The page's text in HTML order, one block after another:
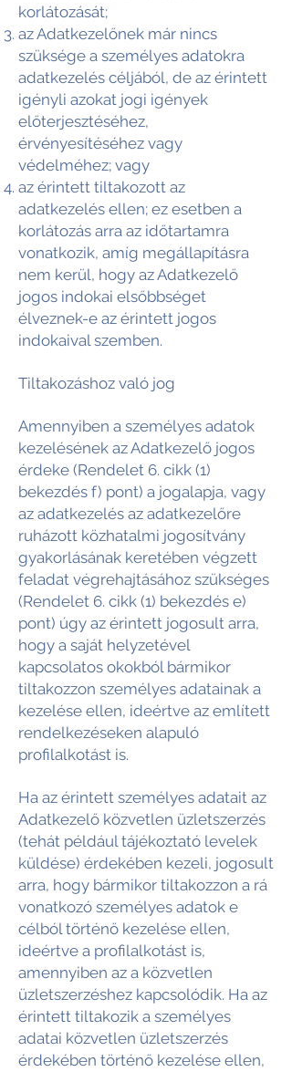
korlátozását;
az Adatkezelőnek már nincs
szüksége a személyes adatokra
adatkezelés céljából, de az érintett
igényli azokat jogi igények
előterjesztéséhez,
érvényesítéséhez vagy
védelméhez; vagy
az érintett tiltakozott az
adatkezelés ellen; ez esetben a
korlátozás arra az időtartamra
vonatkozik, amíg megállapításra
nem kerül, hogy az Adatkezelő
jogos indokai elsőbbséget
élveznek-e az érintett jogos
indokaival szemben.
Tiltakozáshoz való jog
Amennyiben a személyes adatok
kezelésének az Adatkezelő jogos
érdeke (Rendelet 6. cikk (1)
bekezdés f) pont) a jogalapja, vagy
az adatkezelés az adatkezelőre
ruházott közhatalmi jogosítvány
gyakorlásának keretében végzett
feladat végrehajtásához szükséges
(Rendelet 6. cikk (1) bekezdés e)
pont) úgy az érintett jogosult arra,
hogy a saját helyzetével
kapcsolatos okokból bármikor
tiltakozzon személyes adatainak a
kezelése ellen, ideértve az említett
rendelkezéseken alapuló
profilalkotást is.
Ha az érintett személyes adatait az
Adatkezelő közvetlen üzletszerzés
(tehát például tájékoztató levelek
küldése) érdekében kezeli, jogosult
arra, hogy bármikor tiltakozzon a rá
vonatkozó személyes adatok e
célból történő kezelése ellen,
ideértve a profilalkotást is,
amennyiben az a közvetlen
üzletszerzéshez kapcsolódik. Ha az
érintett tiltakozik a személyes
adatai közvetlen üzletszerzés
érdekében történő kezelése ellen,